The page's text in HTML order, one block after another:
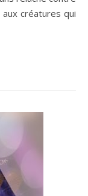
créatures qui